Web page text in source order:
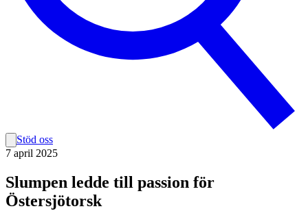
Stöd oss
7 april 2025
Slumpen ledde till passion för
Östersjötorsk